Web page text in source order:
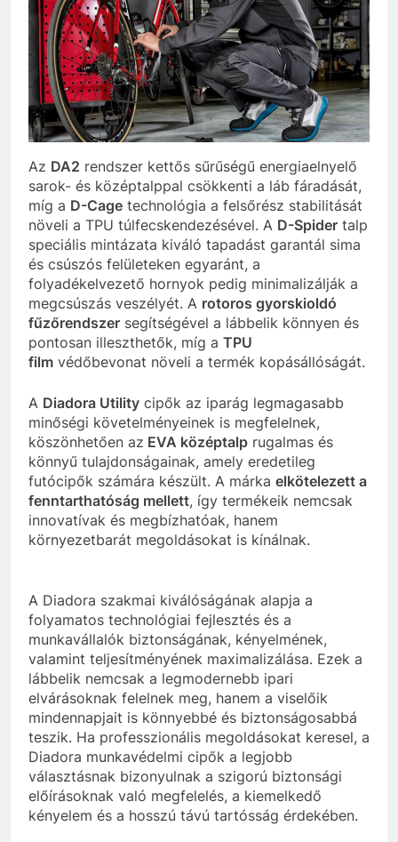
Az DA2 rendszer kettős sűrűségű energiaelnyelő
sarok- és középtalppal csökkenti a láb fáradását,
míg a D-Cage technológia a felsőrész stabilitását
növeli a TPU túlfecskendezésével. A D-Spider talp
speciális mintázata kiváló tapadást garantál sima
és csúszós felületeken egyaránt, a
folyadékelvezető hornyok pedig minimalizálják a
megcsúszás veszélyét. A rotoros gyorskioldó
fűzőrendszer segítségével a lábbelik könnyen és
pontosan illeszthetők, míg a TPU
film védőbevonat növeli a termék kopásállóságát.
A Diadora Utility cipők az iparág legmagasabb
minőségi követelményeinek is megfelelnek,
köszönhetően az EVA középtalp rugalmas és
könnyű tulajdonságainak, amely eredetileg
futócipők számára készült. A márka elkötelezett a
fenntarthatóság mellett, így termékeik nemcsak
innovatívak és megbízhatóak, hanem
környezetbarát megoldásokat is kínálnak.
A Diadora szakmai kiválóságának alapja a
folyamatos technológiai fejlesztés és a
munkavállalók biztonságának, kényelmének,
valamint teljesítményének maximalizálása. Ezek a
lábbelik nemcsak a legmodernebb ipari
elvárásoknak felelnek meg, hanem a viselőik
mindennapjait is könnyebbé és biztonságosabbá
teszik. Ha professzionális megoldásokat keresel, a
Diadora munkavédelmi cipők a legjobb
választásnak bizonyulnak a szigorú biztonsági
előírásoknak való megfelelés, a kiemelkedő
kényelem és a hosszú távú tartósság érdekében.